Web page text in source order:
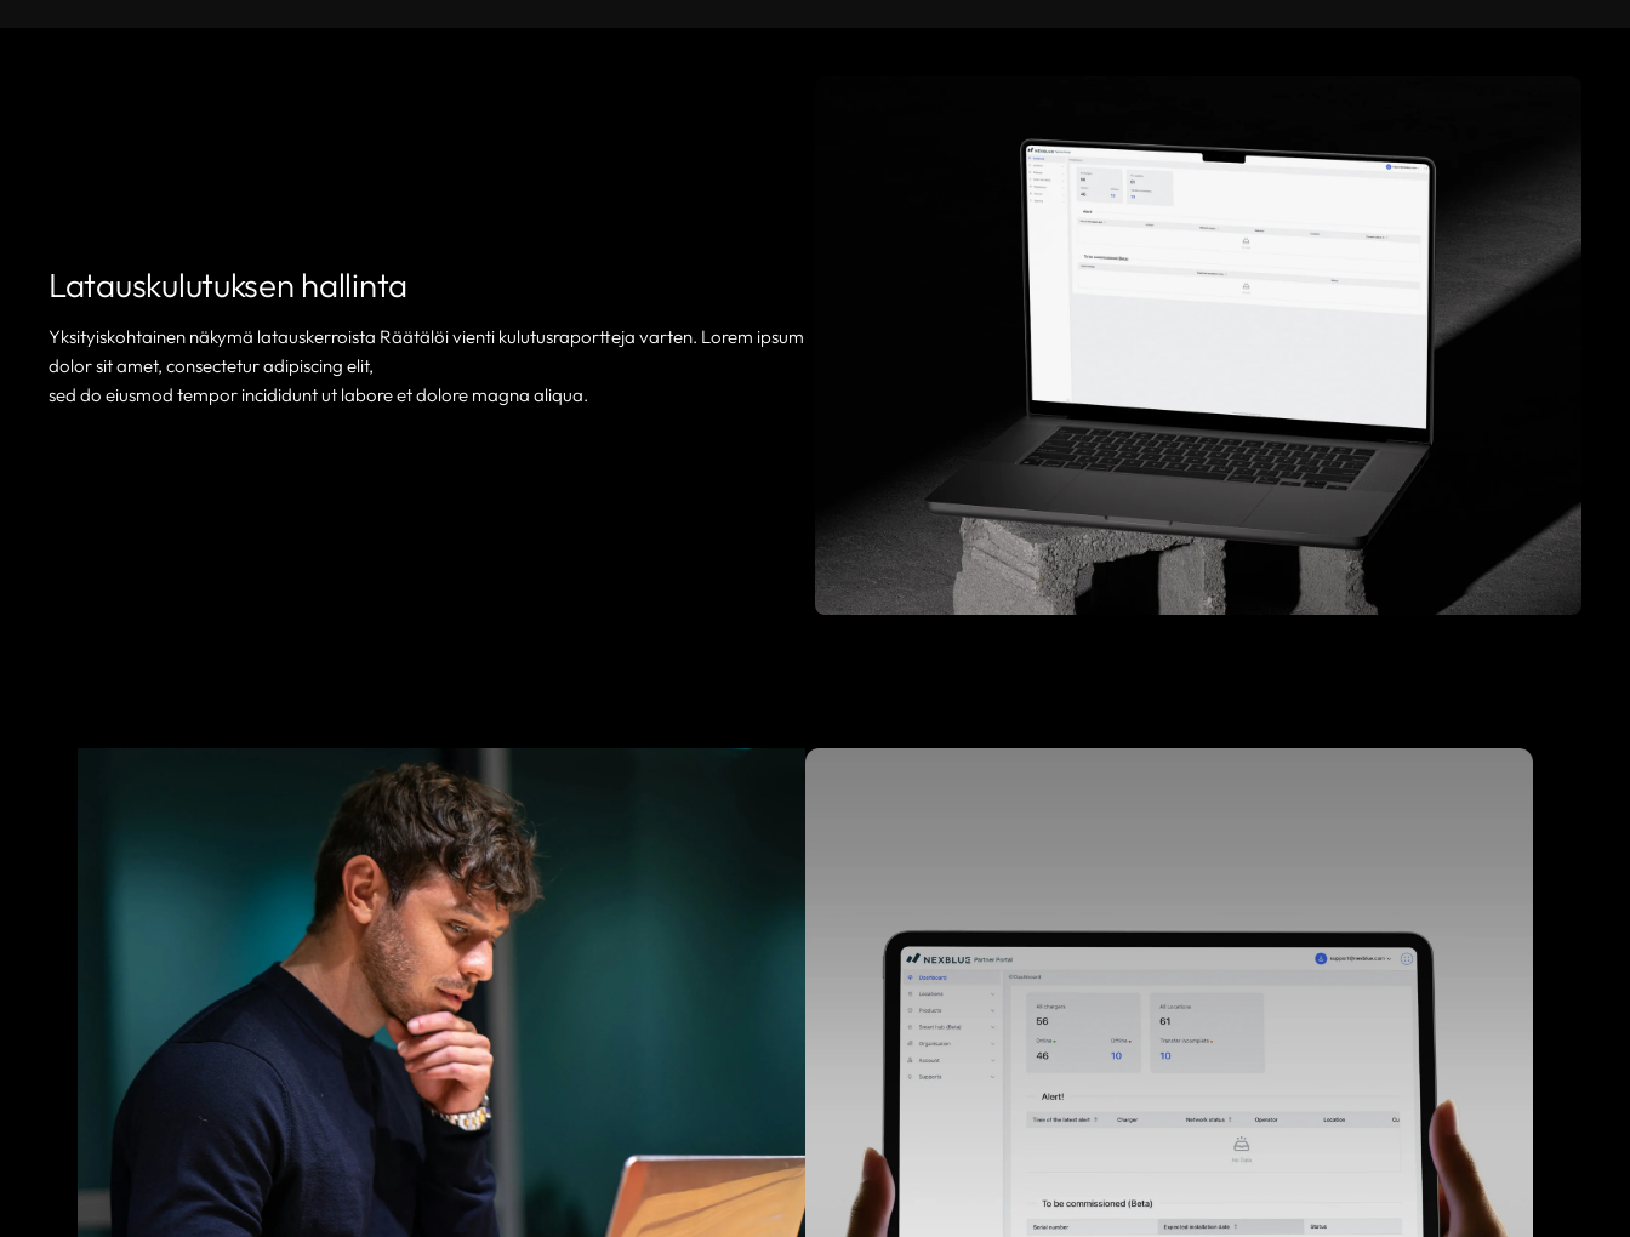
Latauskulutuksen hallinta
Yksityiskohtainen näkymä latauskerroista Räätälöi vienti kulutusraportteja varten. Lorem ipsum
dolor sit amet, consectetur adipiscing elit,
sed do eiusmod tempor incididunt ut labore et dolore magna aliqua.